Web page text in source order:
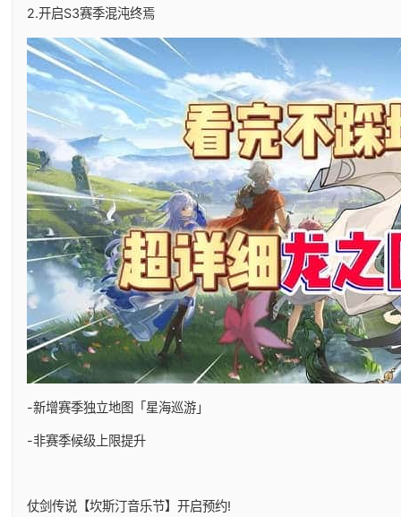
2.开启S3赛季混沌终焉
-新增赛季独立地图「星海巡游」
-非赛季候级上限提升
仗剑传说【坎斯汀音乐节】开启预约!